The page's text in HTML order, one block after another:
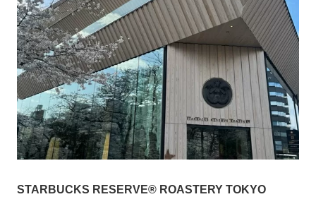
STARBUCKS RESERVE® ROASTERY TOKYO